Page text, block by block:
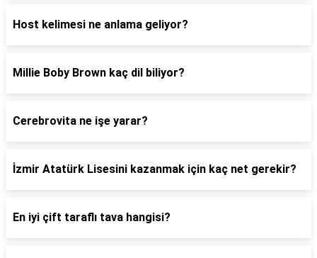
Host kelimesi ne anlama geliyor?
Millie Boby Brown kaç dil biliyor?
Cerebrovita ne işe yarar?
İzmir Atatürk Lisesini kazanmak için kaç net gerekir?
En iyi çift taraflı tava hangisi?